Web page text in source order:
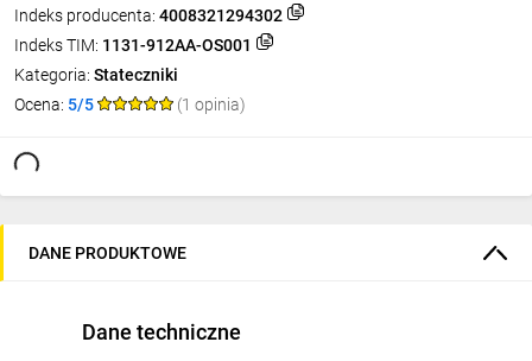
Indeks producenta: 4008321294302
Indeks TIM: 1131-912AA-OS001
Kategoria: Stateczniki
Ocena: 5/5 (1 opinia)
DANE PRODUKTOWE
Dane techniczne